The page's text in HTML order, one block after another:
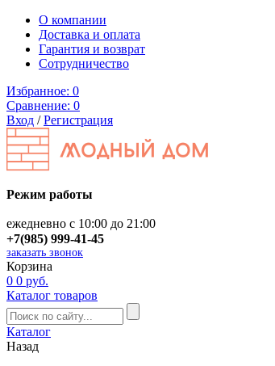
О компании
Доставка и оплата
Гарантия и возврат
Сотрудничество
Избранное: 0
Сравнение: 0
Вход /Регистрация
Режим работы
ежедневно с 10:00 до 21:00
+7(985) 999-41-45
заказать звонок
Корзина
0 0 руб.
Каталог товаров
Каталог
Назад